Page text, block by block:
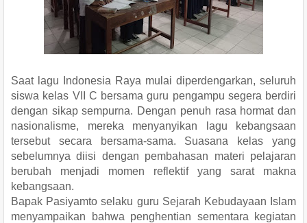
Saat lagu Indonesia Raya mulai diperdengarkan, seluruh
siswa kelas VII C bersama guru pengampu segera berdiri
dengan sikap sempurna. Dengan penuh rasa hormat dan
nasionalisme, mereka menyanyikan lagu kebangsaan
tersebut secara bersama-sama. Suasana kelas yang
sebelumnya diisi dengan pembahasan materi pelajaran
berubah menjadi momen reflektif yang sarat makna
kebangsaan.
Bapak Pasiyamto selaku guru Sejarah Kebudayaan Islam
menyampaikan bahwa penghentian sementara kegiatan